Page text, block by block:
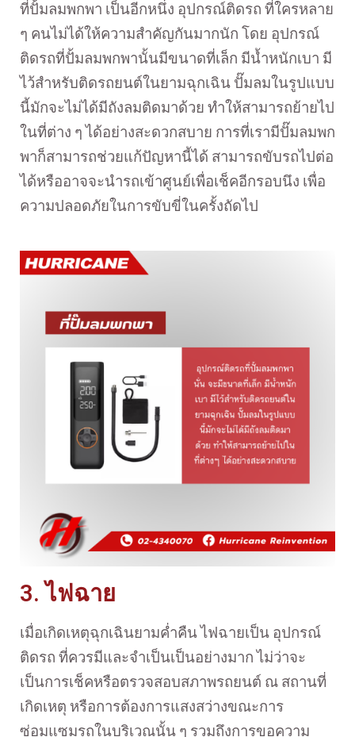
ที่ปั้มลมพกพา เป็นอีกหนึ่ง อุปกรณ์ติดรถ ที่ใครหลาย
ๆ คนไม่ได้ให้ความสำคัญกันมากนัก โดย อุปกรณ์
ติดรถที่ปั้มลมพกพานั้นมีขนาดที่เล็ก มีน้ำหนักเบา มี
ไว้สำหรับติดรถยนต์ในยามฉุกเฉิน ปั๊มลมในรูปแบบ
นี้มักจะไม่ได้มีถังลมติดมาด้วย ทำให้สามารถย้ายไป
ในที่ต่าง ๆ ได้อย่างสะดวกสบาย การที่เรามีปั๊มลมพก
พาก็สามารถช่วยแก้ปัญหานี้ได้ สามารถขับรถไปต่อ
ได้หรืออาจจะนำรถเข้าศูนย์เพื่อเช็คอีกรอบนึง เพื่อ
ความปลอดภัยในการขับขี่ในครั้งถัดไป
3. ไฟฉาย
เมื่อเกิดเหตุฉุกเฉินยามค่ำคืน ไฟฉายเป็น อุปกรณ์
ติดรถ ที่ควรมีและจำเป็นเป็นอย่างมาก ไม่ว่าจะ
เป็นการเช็คหรือตรวจสอบสภาพรถยนต์ ณ สถานที่
เกิดเหตุ หรือการต้องการแสงสว่างขณะการ
ซ่อมแซมรถในบริเวณนั้น ๆ รวมถึงการขอความ